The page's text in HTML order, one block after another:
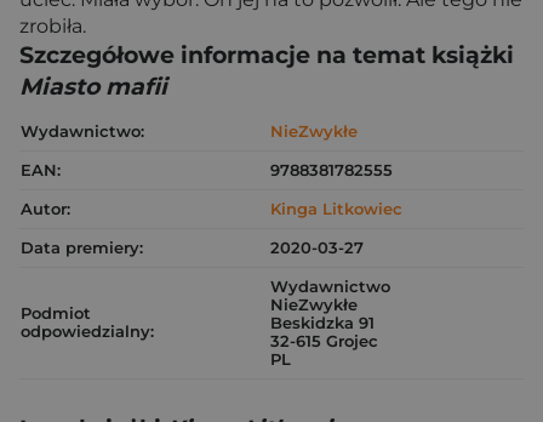
zrobiła.
Szczegółowe informacje na temat książki
Miasto mafii
Wydawnictwo:
NieZwykłe
EAN:
9788381782555
Autor:
Kinga Litkowiec
Data premiery:
2020-03-27
Podmiot
odpowiedzialny:
Wydawnictwo
NieZwykłe
Beskidzka 91
32-615 Grojec
PL